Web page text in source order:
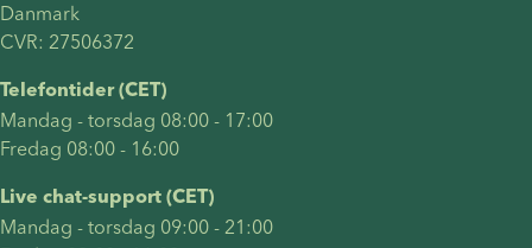
Danmark
CVR: 27506372
Telefontider (CET)
Mandag - torsdag 08:00 - 17:00
Fredag 08:00 - 16:00
Live chat-support (CET)
Mandag - torsdag 09:00 - 21:00